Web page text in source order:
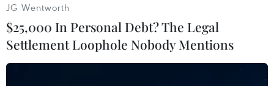
Phim ngắn “Mây Nhưng Không Mưa” của đạo diễn Vũ
Minh Nghĩa và Phạm Hoàng Minh Thy được lựa chọn
tranh giải ở hạng mục Orizzonti Short tại Liên hoan
JG Wentworth
$25,000 In Personal Debt? The Legal
Settlement Loophole Nobody Mentions